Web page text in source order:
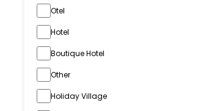
Otel
Hotel
Boutique Hotel
Other
Holiday Village